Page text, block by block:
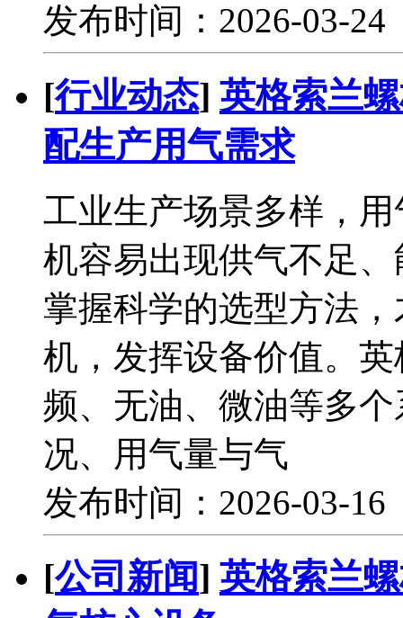
发布时间：2026-03-
[行业动态] 英格索兰
配生产用气需求
工业生产场景多样，
机容易出现供气不足
掌握科学的选型方法
机，发挥设备价值。
频、无油、微油等多
况、用气量与气
发布时间：2026-03-
[公司新闻] 英格索兰